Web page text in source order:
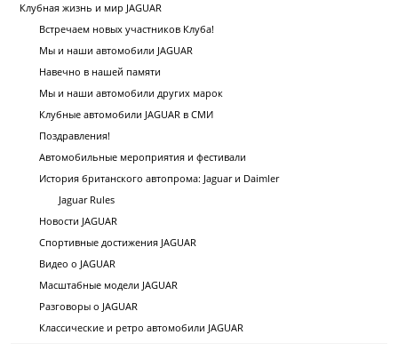
Клубная жизнь и мир JAGUAR
Встречаем новых участников Клуба!
Мы и наши автомобили JAGUAR
Навечно в нашей памяти
Мы и наши автомобили других марок
Клубные автомобили JAGUAR в СМИ
Поздравления!
Автомобильные мероприятия и фестивали
История британского автопрома: Jaguar и Daimler
Jaguar Rules
Новости JAGUAR
Спортивные достижения JAGUAR
Видео о JAGUAR
Масштабные модели JAGUAR
Разговоры о JAGUAR
Классические и ретро автомобили JAGUAR